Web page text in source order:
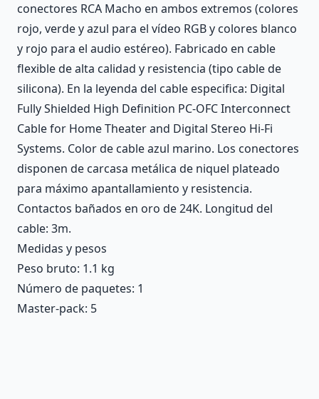
conectores RCA Macho en ambos extremos (colores
rojo, verde y azul para el vídeo RGB y colores blanco
y rojo para el audio estéreo). Fabricado en cable
flexible de alta calidad y resistencia (tipo cable de
silicona). En la leyenda del cable especifica: Digital
Fully Shielded High Definition PC-OFC Interconnect
Cable for Home Theater and Digital Stereo Hi-Fi
Systems. Color de cable azul marino. Los conectores
disponen de carcasa metálica de niquel plateado
para máximo apantallamiento y resistencia.
Contactos bañados en oro de 24K. Longitud del
cable: 3m.
Medidas y pesos
Peso bruto: 1.1 kg
Número de paquetes: 1
Master-pack: 5